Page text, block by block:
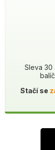
Sleva 30
Stačí se